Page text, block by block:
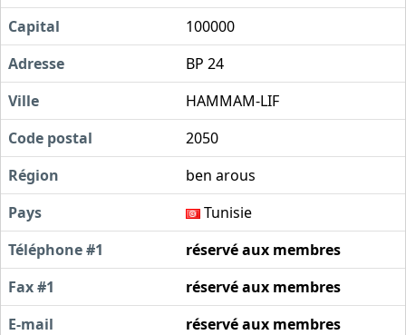
Capital
100000
Adresse
BP 24
Ville
HAMMAM-LIF
Code postal
2050
Région
ben arous
Pays
Tunisie
Téléphone #1
réservé aux membres
Fax #1
réservé aux membres
E-mail
réservé aux membres